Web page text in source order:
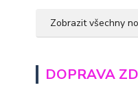
Zobrazit všechny
DOPRAVA